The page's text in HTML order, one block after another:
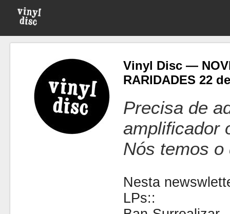
Vinyl Disc —
RARIDADES 22
Precisa de
amplificador
Nós temos o
Nesta
LPs::